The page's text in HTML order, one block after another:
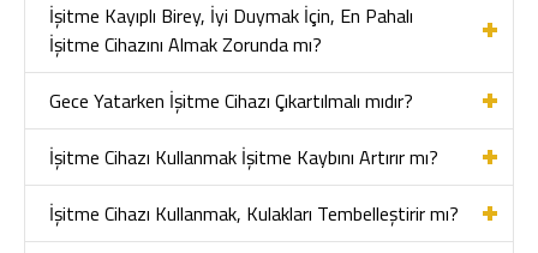
İşitme Kayıplı Birey, İyi Duymak İçin, En Pahalı
İşitme Cihazını Almak Zorunda mı?
Gece Yatarken İşitme Cihazı Çıkartılmalı mıdır?
İşitme Cihazı Kullanmak İşitme Kaybını Artırır mı?
İşitme Cihazı Kullanmak, Kulakları Tembelleştirir mı?